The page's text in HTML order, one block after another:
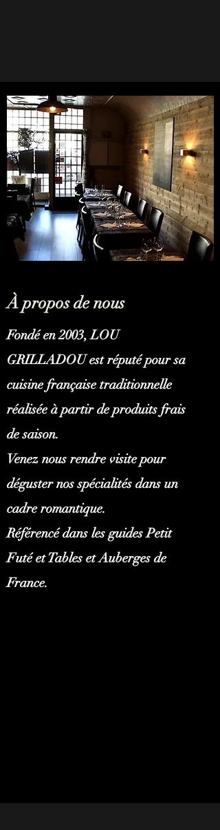
À propos de nous
Fondé en 2003, LOU
GRILLADOU est réputé pour sa
cuisine française traditionnelle
réalisée à partir de produits frais
de saison.
Venez nous rendre visite pour
déguster nos spécialités dans un
cadre romantique.
Référencé dans les guides Petit
Futé et Tables et Auberges de
France.